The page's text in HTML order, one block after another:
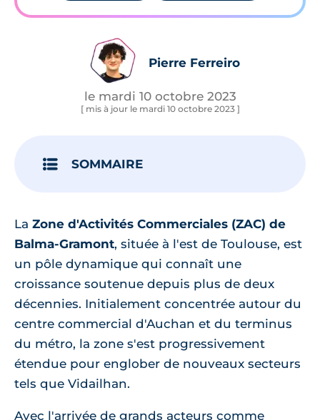
Pierre Ferreiro
le mardi 10 octobre 2023
[ mis à jour le mardi 10 octobre 2023 ]
SOMMAIRE
La Zone d'Activités Commerciales (ZAC) de
Balma-Gramont, située à l'est de Toulouse, est
un pôle dynamique qui connaît une
croissance soutenue depuis plus de deux
décennies. Initialement concentrée autour du
centre commercial d'Auchan et du terminus
du métro, la zone s'est progressivement
étendue pour englober de nouveaux secteurs
tels que Vidailhan.
Avec l'arrivée de grands acteurs comme